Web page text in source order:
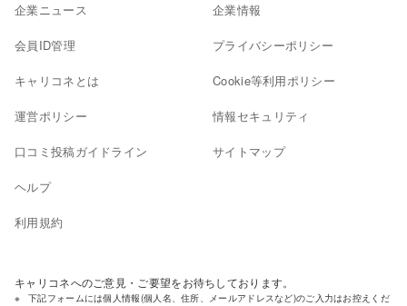
企業ニュース
会員ID管理
キャリコネとは
運営ポリシー
口コミ投稿ガイドライン
ヘルプ
利用規約
企業情報
プライバシーポリシー
Cookie等利用ポリシー
情報セキュリティ
サイトマップ
キャリコネへのご意見・ご要望をお待ちしております。
下記フォームには個人情報(個人名、住所、メールアドレスなど)のご入力はお控えくだ